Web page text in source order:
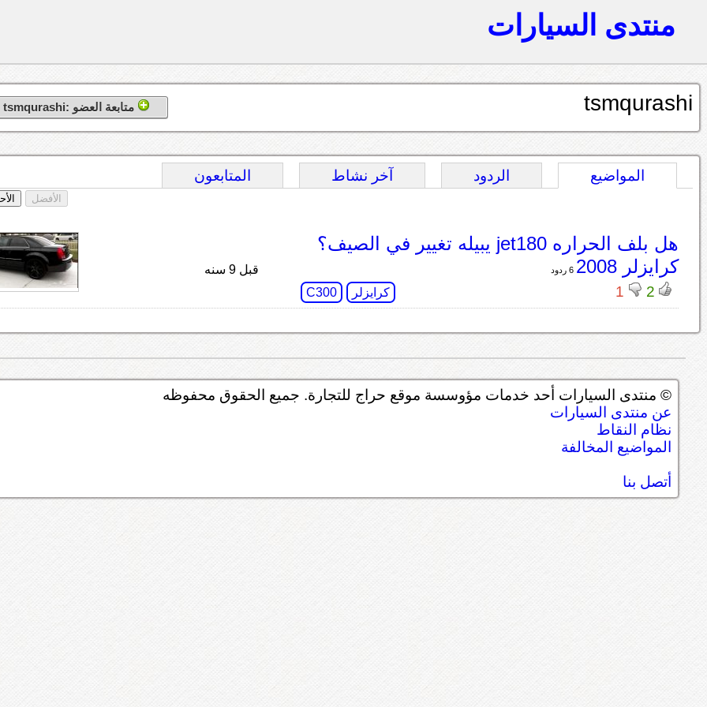
منتدى السيارات
tsmqurashi متابعة العضو :tsmqurashi
المواضيع الردود آخر نشاط المتابعون
الأفضل
هل بلف الحراره jet180 يبيله تغيير في الصيف؟
كرايزلر 2008
6 ردود
2
1 كرايزلر C300
قبل 9 سنه
© منتدى السيارات أحد خدمات مؤوسسة موقع حراج للتجارة. جميع الحقوق محفوظه
عن منتدى السيارات
نظام النقاط
المواضيع المخالفة
أتصل بنا